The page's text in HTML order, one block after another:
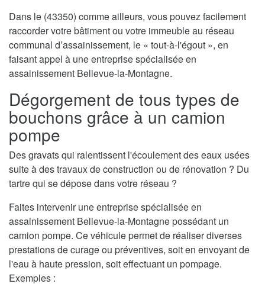
Dans le (43350) comme ailleurs, vous pouvez facilement
raccorder votre bâtiment ou votre immeuble au réseau
communal d’assainissement, le « tout-à-l'égout », en
faisant appel à une entreprise spécialisée en
assainissement Bellevue-la-Montagne.
Dégorgement de tous types de
bouchons grâce à un camion
pompe
Des gravats qui ralentissent l'écoulement des eaux usées
suite à des travaux de construction ou de rénovation ? Du
tartre qui se dépose dans votre réseau ?
Faites intervenir une entreprise spécialisée en
assainissement Bellevue-la-Montagne possédant un
camion pompe. Ce véhicule permet de réaliser diverses
prestations de curage ou préventives, soit en envoyant de
l'eau à haute pression, soit effectuant un pompage.
Exemples :